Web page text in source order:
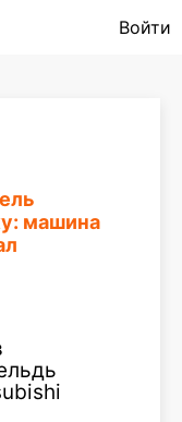
Войти
машина